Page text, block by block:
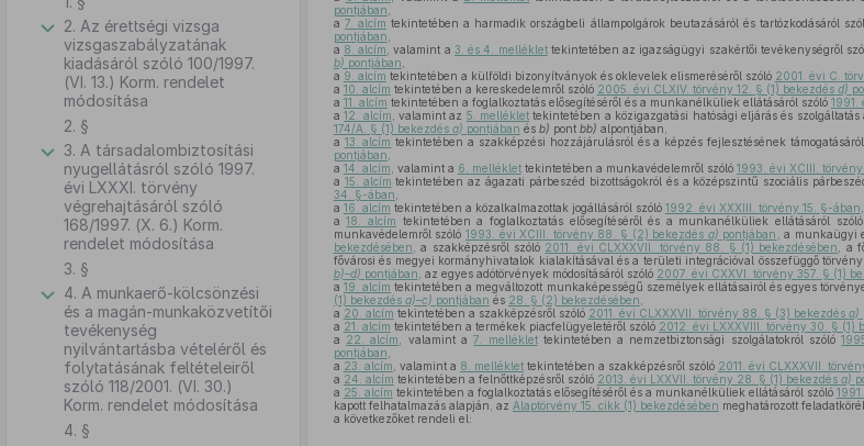
2. Az érettségi vizsga
vizsgaszabályzatának
kiadásáról szóló 100/1997.
(VI. 13.) Korm. rendelet
módosítása
2. §
3. A társadalombiztosítási
nyugellátásról szóló 1997.
évi LXXXI. törvény
végrehajtásáról szóló
168/1997. (X. 6.) Korm.
rendelet módosítása
3. §
4. A munkaerő-kölcsönzési
és a magán-munkaközvetítői
tevékenység
nyilvántartásba vételéről és
folytatásának feltételeiről
szóló 118/2001. (VI. 30.)
Korm. rendelet módosítása
4. §
pontjában
a 7. alcím tekintetében a harmadik országbeli állampolgárok beutazásáról és tartózkodásáról
pontjában
a 8. alcím , valamint a 3. és 4. melléklettekintetében az igazságügyi szakértői tevékenységről
b) pontjában
a 9. alcím tekintetében a külföldi bizonyítványok és oklevelek elismeréséről szóló 2001. évi C.
a 10. alcím tekintetében a kereskedelemről szóló 2005. évi CLXIV. törvény 12. § (1) bekezdés d)
a 11. alcím tekintetében a foglalkoztatás elősegítéséről és a munkanélküliek ellátásáról szóló 1991.
a12. alcím , valamint az 5. melléklet tekintetében a közigazgatási hatósági eljárás és szolgáltatás
174/A. § (1) bekezdés a) pontjában és b) pont bb) alpontjában,
a 13. alcím tekintetében a szakképzési hozzájárulásról és a képzés fejlesztésének
pontjában
a 14. alcím , valamint a 6. melléklettekintetében a munkavédelemről szóló 1993. évi XCIII.
a 15. alcím tekintetében az ágazati párbeszéd bizottságokról és a középszintű szociális
34. §-ában
a 16. alcím tekintetében a közalkalmazottak jogállásáról szóló 1992. évi XXXIII. törvény 15. §-ában
a18. alcím tekintetében a foglalkoztatás elősegítéséről és a munkanélküliek ellátásáról
munkavédelemről szóló1993. évi XCIII. törvény 88. § (2) bekezdés a) pontjában , a munkaügyi
bekezdésében , a szakképzésről szóló 2011. évi CLXXXVII. törvény 88. § (1) bekezdésében
, a
fővárosi és megyei kormányhivatalok kialakításával és a területi integrációval összefüggő
b)–d) pontjában , az egyes adótörvények módosításáról szóló 2007. évi CXXVI. törvény 357. § (1)
a 19. alcím tekintetében a megváltozott munkaképességű személyek ellátásairól és egyes
(1) bekezdés a)–c) pontjában és 28. § (2) bekezdésében
a 20. alcím tekintetében a szakképzésről szóló 2011. évi CLXXXVII. törvény 88. § (3) bekezdés a)
a 21. alcím tekintetében a termékek piacfelügyeletéről szóló 2012. évi LXXXVIII. törvény 30. § (1)
a 22. alcím , valamint a7. melléklettekintetében a nemzetbiztonsági szolgálatokról szóló
pontjában
a 23. alcím , valamint a 8. melléklettekintetében a szakképzésről szóló 2011. évi CLXXXVII.
a 24. alcím tekintetében a felnőttképzésről szóló 2013. évi LXXVII. törvény 28. § (1) bekezdés a)
a 25. alcím tekintetében a foglalkoztatás elősegítéséről és a munkanélküliek ellátásáról szóló
kapott felhatalmazás alapján, az Alaptörvény 15. cikk (1) bekezdésében meghatározott
a következőket rendeli el: